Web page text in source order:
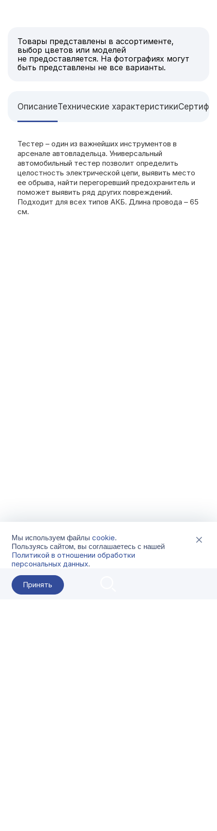
Товары представлены в ассортименте,
выбор цветов или моделей
не предоставляется. На фотографиях могут
быть представлены не все варианты.
ОписаниеТехнические характеристики
Тестер – один из важнейших инструментов в
арсенале автовладельца. Универсальный
автомобильный тестер позволит определить
целостность электрической цепи, выявить место
ее обрыва, найти перегоревший предохранитель и
поможет выявить ряд других повреждений.
Подходит для всех типов АКБ. Длина провода – 65
см.
Мы используем файлы cookie.
Пользуясь сайтом, вы соглашаетесь с нашей
Политикой в отношении обработки
персональных данных.
Принять